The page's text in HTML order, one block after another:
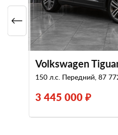
Volkswagen
150 л.с. Передний, 87
3 445 000 ₽